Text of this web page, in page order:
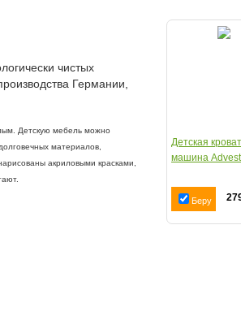
чистых
Германии,
Детскую мебель можно
материалов,
акриловыми красками,
Детская
машина
Беру